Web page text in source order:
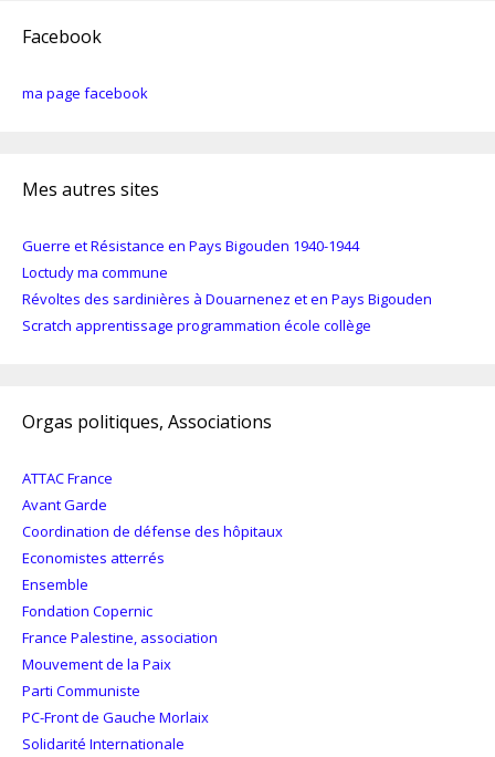
Facebook
ma page facebook
Mes autres sites
Guerre et Résistance en Pays Bigouden 1940-1944
Loctudy ma commune
Révoltes des sardinières à Douarnenez et en Pays Bigouden
Scratch apprentissage programmation école collège
Orgas politiques, Associations
ATTAC France
Avant Garde
Coordination de défense des hôpitaux
Economistes atterrés
Ensemble
Fondation Copernic
France Palestine, association
Mouvement de la Paix
Parti Communiste
PC-Front de Gauche Morlaix
Solidarité Internationale